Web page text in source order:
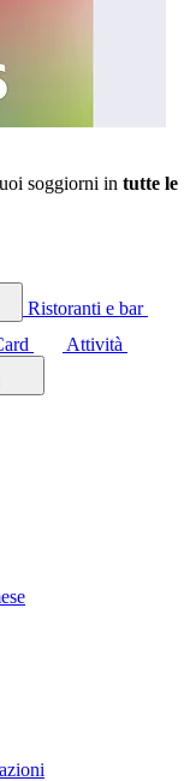
soggiorni in tutte le
Ristoranti e bar
Attività